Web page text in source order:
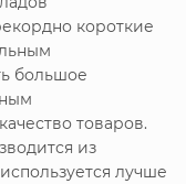
короткие
большое
товаров.
из
лучше